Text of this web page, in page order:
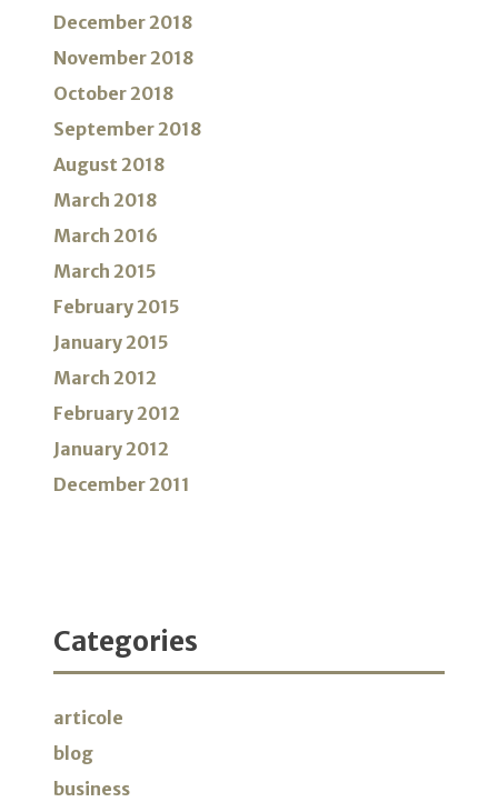
December 2018
November 2018
October 2018
September 2018
August 2018
March 2018
March 2016
March 2015
February 2015
January 2015
March 2012
February 2012
January 2012
December 2011
Categories
articole
blog
business